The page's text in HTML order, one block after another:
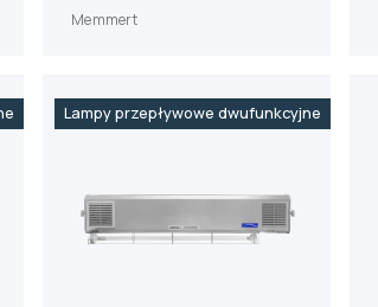
Memmert
Lampy przepływowe dwufunkcyjne